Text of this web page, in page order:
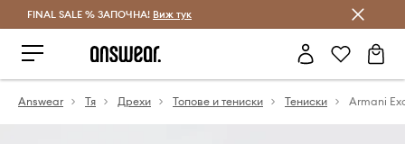
Спестявай с Answear Club
FINAL SALE % ЗАПОЧНА! Виж тук
Answear Тя Дрехи Топове и тениски Тениски Armani